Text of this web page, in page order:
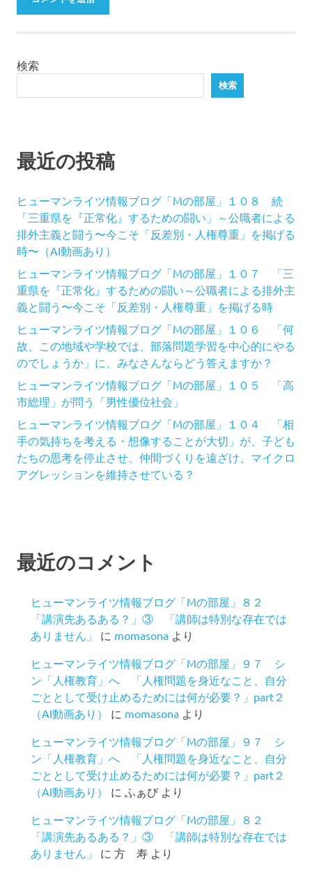
検索
検索
最近の投稿
ヒューマンライツ情報ブログ「Mの部屋」１０８ 続
「三重県を『正常化』するための闘い」～公職者による
排外主義と闘う〜今こそ「反差別・人権尊重」を掲げる
時〜（AI動画あり）
ヒューマンライツ情報ブログ「Mの部屋」１０７ 「三
重県を『正常化』するための闘い～公職者による排外主
義と闘う〜今こそ「反差別・人権尊重」を掲げる時
ヒューマンライツ情報ブログ「Mの部屋」１０６ 「何
故、この地域や学校では、部落問題学習を中心的にやる
のでしょうか」に、みなさんならどう答えますか？
ヒューマンライツ情報ブログ「Mの部屋」１０５ 「高
市総理」が問う「男性優位社会」
ヒューマンライツ情報ブログ「Mの部屋」１０４ 「相
手の気持ちを考える・想像することが大切」が、子ども
たちの思考を停止させ、仲間づくりを遠ざけ、マイクロ
アグレッションを維持させている？
最近のコメント
ヒューマンライツ情報ブログ「Mの部屋」８２
「講演先あるある？」③ 「講師は特別な存在では
ありません」
に momasona より
ヒューマンライツ情報ブログ「Mの部屋」９７ シ
ン「人権教育」へ 「人権問題を身近なこと、自分
ごととして受け止めるためには何が必要？」part２
（AI動画あり）
に momasona より
ヒューマンライツ情報ブログ「Mの部屋」９７ シ
ン「人権教育」へ 「人権問題を身近なこと、自分
ごととして受け止めるためには何が必要？」part２
（AI動画あり）
に ふぁび より
ヒューマンライツ情報ブログ「Mの部屋」８２
「講演先あるある？」③ 「講師は特別な存在では
ありません」
に 方 寿 より